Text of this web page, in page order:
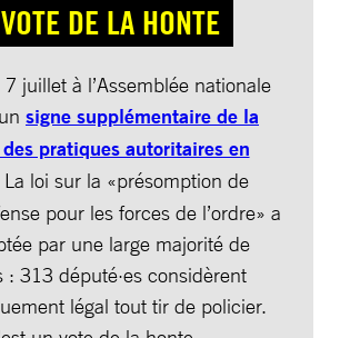
DE LA HONTE
juillet à l’Assemblée nationale
signe supplémentaire de la
pratiques autoritaires en
La loi sur la «présomption de
pour les forces de l’ordre» a
par une large majorité de
: 313 député·es considèrent
légal tout tir de policier.